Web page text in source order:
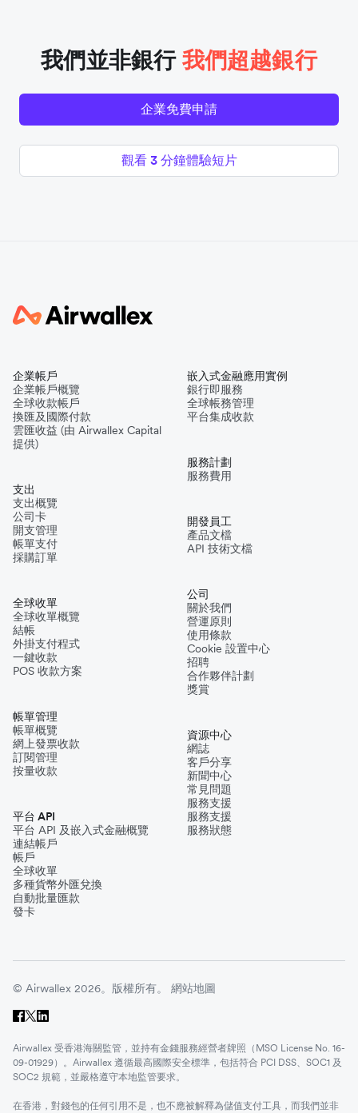
我們並非銀行我們超越銀行
企業免費申請
觀看 3 分鐘體驗短片
企業帳戶
企業帳戶概覽
全球收款帳戶
換匯及國際付款
雲匯收益 (由 Airwallex Capital
提供)
支出
支出概覽
公司卡
開支管理
帳單支付
採購訂單
全球收單
全球收單概覽
結帳
外掛支付程式
一鍵收款
POS 收款方案
帳單管理
帳單概覽
網上發票收款
訂閱管理
按量收款
平台 API
平台 API 及嵌入式金融概覽
連結帳戶
帳戶
全球收單
多種貨幣外匯兌換
自動批量匯款
發卡
嵌入式金融應用實例
銀行即服務
全球帳務管理
平台集成收款
服務計劃
服務費用
開發員工
產品文檔
API 技術文檔
公司
關於我們
營運原則
使用條款
Cookie 設置中心
招聘
合作夥伴計劃
獎賞
資源中心
網誌
客戶分享
新聞中心
常見問題
服務支援
服務支援
服務狀態
© Airwallex 2026。版權所有。 網站地圖
Airwallex 受香港海關監管，並持有金錢服務經營者牌照（MSO License No. 16-
09-01929）。Airwallex 遵循最高國際安全標準，包括符合 PCI DSS、SOC1 及
SOC2 規範，並嚴格遵守本地監管要求。
在香港，對錢包的任何引用不是，也不應被解釋為儲值支付工具，而我們並非